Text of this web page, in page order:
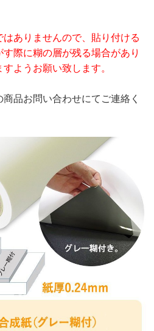
ありませんので、貼り付ける
際に糊の層が残る場合があり
ようお願い致します。
商品お問い合わせにてご連絡く